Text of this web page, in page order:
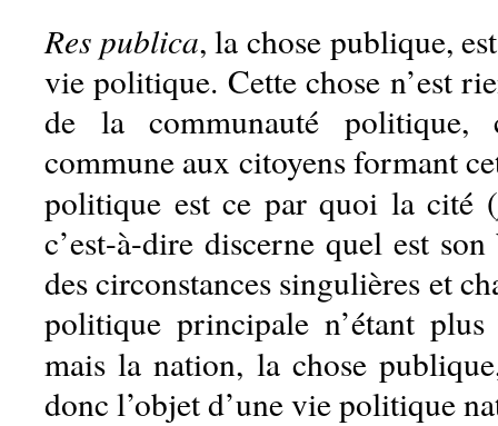
Res publica, la chose publique,
vie politique. Cette chose n’est
de la communauté politique,
commune aux citoyens formant
politique est ce par quoi la cité (
c’est-à-dire discerne quel est
des circonstances singulières et
politique principale n’étant
mais la nation, la chose
donc l’objet d’une vie politique